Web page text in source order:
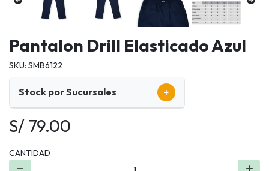
Pantalon Drill Elasticado Azul
SKU: SMB6122
Stock por Sucursales +
S/ 79.00
CANTIDAD